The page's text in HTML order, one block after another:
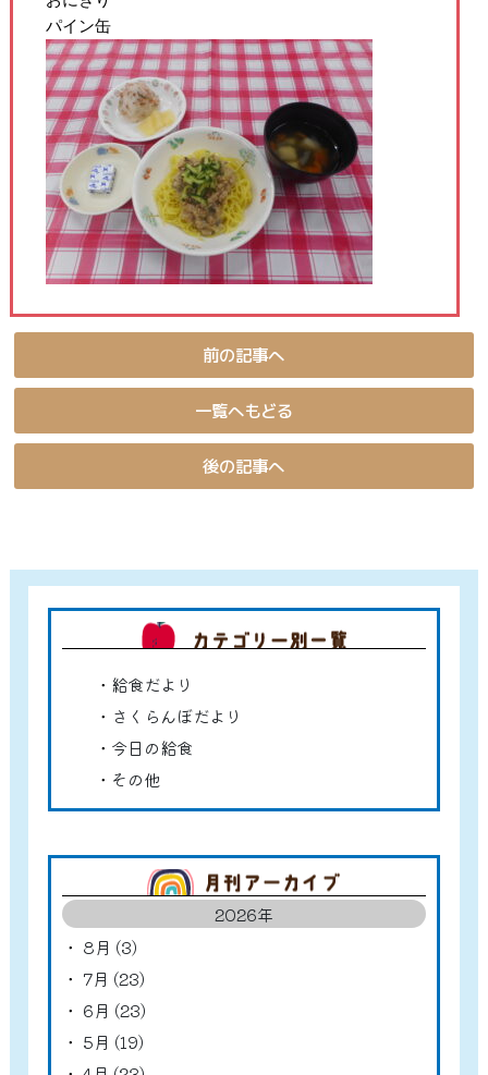
パイン缶
前の記事へ
一覧へもどる
後の記事へ
給食だより
さくらんぼだより
今日の給食
その他
2026年
8月 (3)
7月 (23)
6月 (23)
5月 (19)